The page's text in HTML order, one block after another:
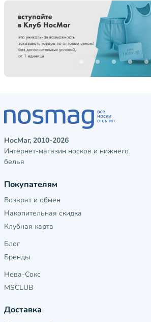
НосМаг, 2010-2026
Интернет-магазин носков и нижнего
белья
Покупателям
Возврат и обмен
Накопительная скидка
Клубная карта
Блог
Бренды
Нева-Сокс
MSCLUB
Доставка